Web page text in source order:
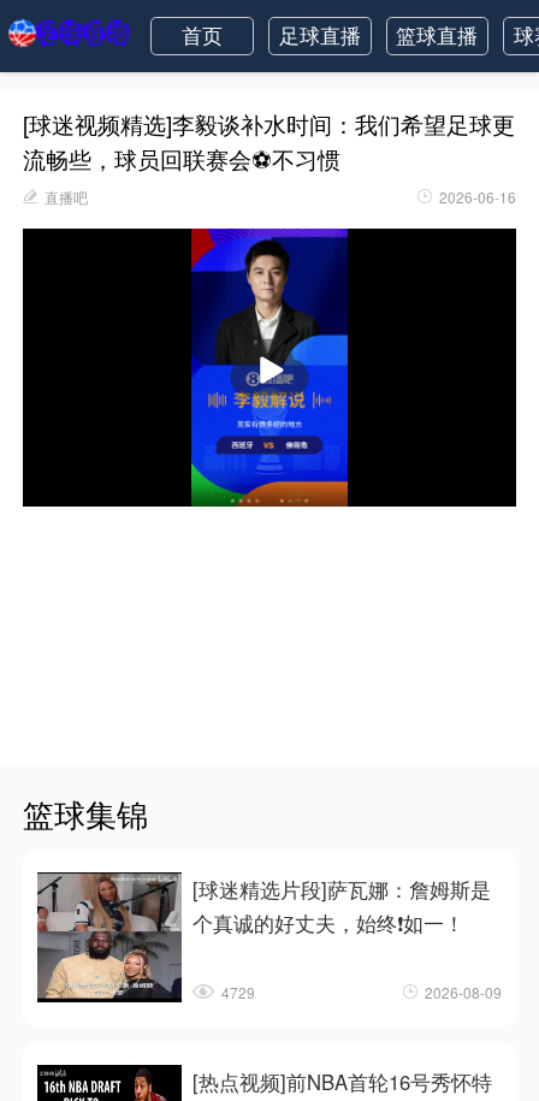
首页 足球直播 篮球直播
[球迷视频精选]李毅谈补水时间：我们希望足球更
流畅些，球员回联赛会⚽不习惯
直播吧 2026-06-16
篮球集锦
[球迷精选片段]萨瓦娜：詹姆斯是
个真诚的好丈夫，始终❗如一！
4729 2026-08-09
[热点视频]前NBA首轮16号秀怀特